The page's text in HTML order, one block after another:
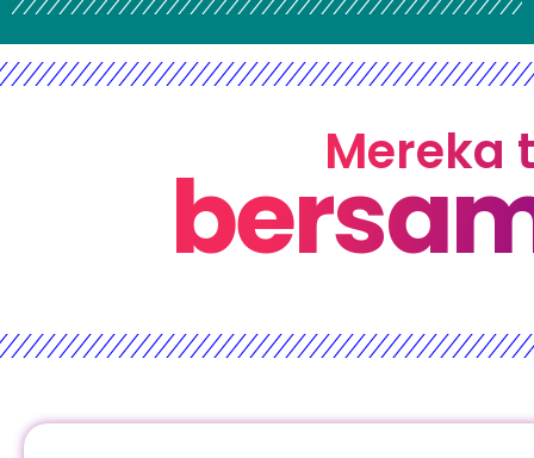
Mereka